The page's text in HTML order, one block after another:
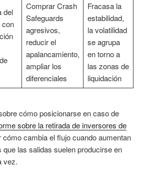
del
con
Comprar Crash
Safeguards
agresivos,
reducir el
apalancamiento,
ampliar los
diferenciales
Fracasa la
estabilidad,
la volatilidad
se agrupa
en torno a
las zonas de
liquidación
cómo posicionarse en caso de
sobre la retirada de inversores de
cómo cambia el flujo cuando aumentan
que las salidas suelen producirse en
vez.